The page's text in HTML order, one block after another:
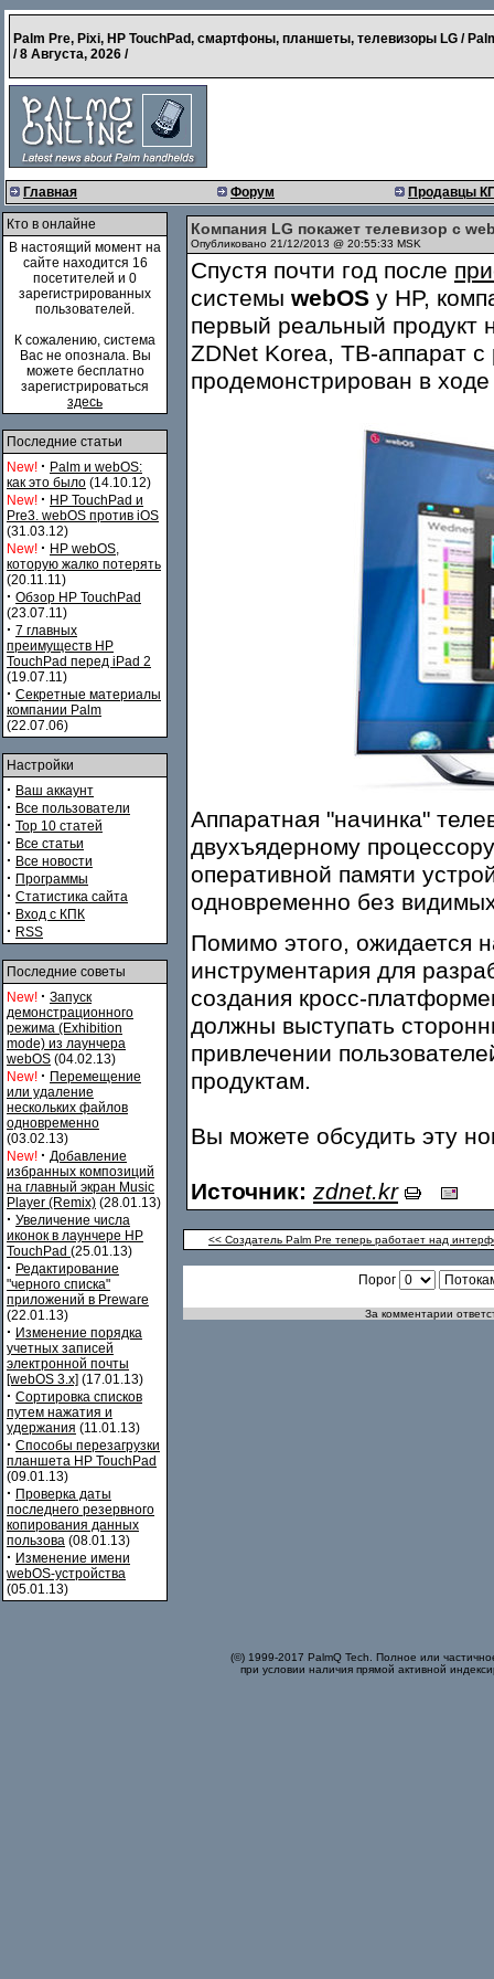
Palm Pre, Pixi, HP TouchPad, смартфоны, планшеты, телевизоры LG /
/8 Августа, 2026 /
Главная Форум Продавцы
Кто в онлайне
В настоящий момент на
сайте находится 16
посетителей и 0
зарегистрированных
пользователей.
К сожалению, система
Вас не опознала. Вы
можете бесплатно
зарегистрироваться
здесь
Последние статьи
New! · Palm и webOS:
как это было (14.10.12)
New! · HP TouchPad и
Pre3. webOS против iOS
(31.03.12)
New! · HP webOS,
которую жалко потерять
(20.11.11)
· Обзор HP TouchPad
(23.07.11)
· 7 главных
преимуществ HP
TouchPad перед iPad 2
(19.07.11)
· Секретные материалы
компании Palm
(22.07.06)
Настройки
· Ваш аккаунт
· Все пользователи
· Top 10 статей
· Все статьи
· Все новости
· Программы
· Статистика сайта
· Вход с КПК
· RSS
Последние советы
New! · Запуск
демонстрационного
режима (Exhibition
mode) из лаунчера
webOS (04.02.13)
New! · Перемещение
или удаление
нескольких файлов
одновременно
(03.02.13)
New! · Добавление
избранных композиций
на главный экран Music
Player (Remix) (28.01.13)
· Увеличение числа
иконок в лаунчере HP
TouchPad (25.01.13)
· Редактирование
"черного списка"
приложений в Preware
(22.01.13)
· Изменение порядка
учетных записей
электронной почты
[webOS 3.x] (17.01.13)
· Сортировка списков
путем нажатия и
удержания (11.01.13)
· Способы перезагрузки
планшета HP TouchPad
(09.01.13)
· Проверка даты
последнего резервного
копирования данных
пользова (08.01.13)
· Изменение имени
webOS-устройства
(05.01.13)
Компания LG покажет телевизор с
Опубликовано 21/12/2013 @ 20:55:33 MSK
Спустя почти год после
системы webOS у HP,
первый реальный продукт
ZDNet Korea, ТВ-аппарат
продемонстрирован в
Аппаратная "начинка"
двухъядерному
оперативной памяти
одновременно без
Помимо этого, ожидается
инструментария для
создания кросс-
должны выступать
привлечении
продуктам.
Вы можете обсудить эту
Источник: zdnet.kr
<< Создатель Palm Pre теперь работает над
Порог
За комментарии
(©) 1999-2017 PalmQ Tech. Полное или
при условии наличия прямой активной